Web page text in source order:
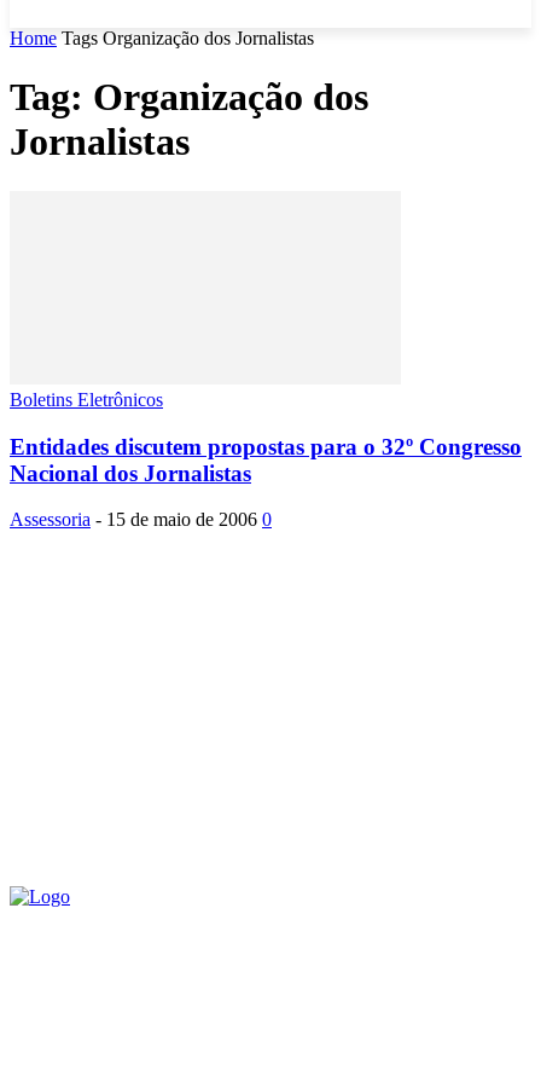
Home Tags Organização dos Jornalistas
Tag: Organização dos
Jornalistas
Boletins Eletrônicos
Entidades discutem propostas para o 32º Congresso
Nacional dos Jornalistas
Assessoria - 15 de maio de 2006 0